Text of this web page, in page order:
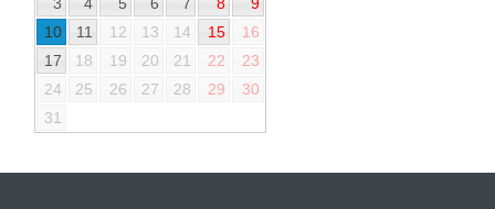
10
11 12 13 14 15
16
17
18 19 20 21 22
23
24
25 26 27 28 29
30
31